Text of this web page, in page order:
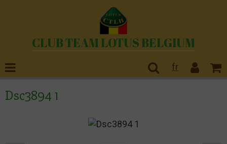
CLUB TEAM LOTUS BELGIUM
fr
Dsc3894 1